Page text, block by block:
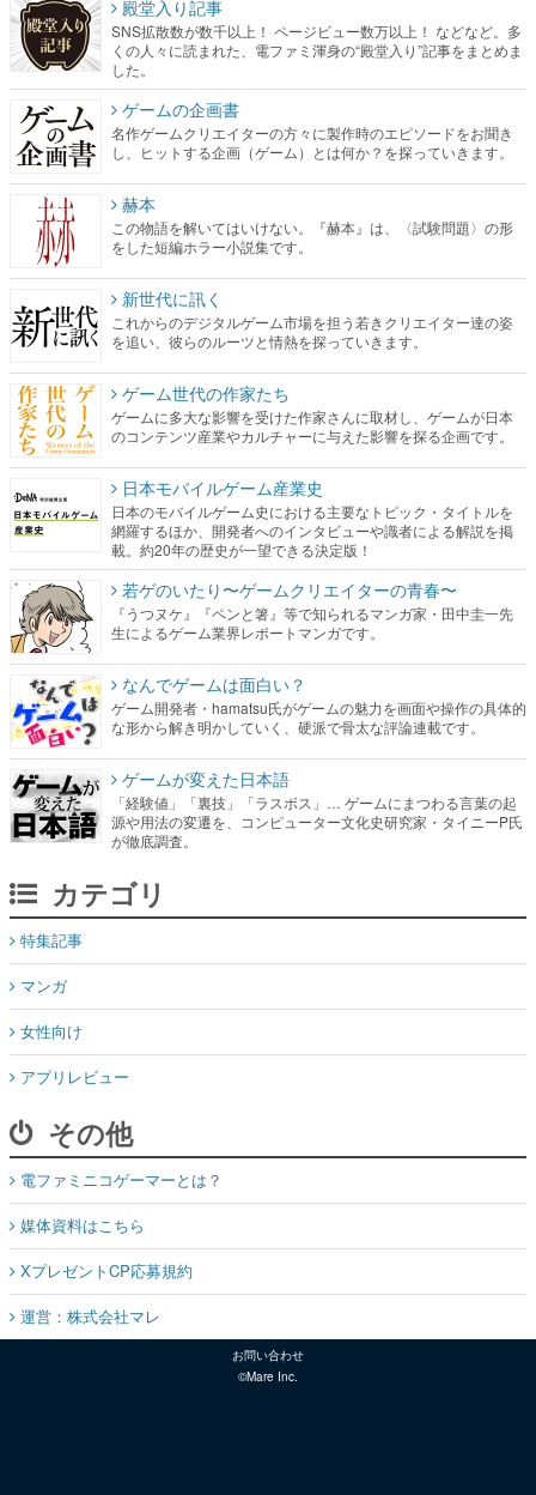
殿堂入り記事
SNS拡散数が数千以上！ ページビュー数万以上！ などなど。多
くの人々に読まれた、電ファミ渾身の“殿堂入り”記事をまとめま
した。
ゲームの企画書
名作ゲームクリエイターの方々に製作時のエピソードをお聞き
し、ヒットする企画（ゲーム）とは何か？を探っていきます。
赫本
この物語を解いてはいけない。『赫本』は、〈試験問題〉の形
をした短編ホラー小説集です。
新世代に訊く
これからのデジタルゲーム市場を担う若きクリエイター達の姿
を追い、彼らのルーツと情熱を探っていきます。
ゲーム世代の作家たち
ゲームに多大な影響を受けた作家さんに取材し、ゲームが日本
のコンテンツ産業やカルチャーに与えた影響を探る企画です。
日本モバイルゲーム産業史
日本のモバイルゲーム史における主要なトピック・タイトルを
網羅するほか、開発者へのインタビューや識者による解説を掲
載。約20年の歴史が一望できる決定版！
若ゲのいたり〜ゲームクリエイターの青春〜
『うつヌケ』『ペンと箸』等で知られるマンガ家・田中圭一先
生によるゲーム業界レポートマンガです。
なんでゲームは面白い？
ゲーム開発者・hamatsu氏がゲームの魅力を画面や操作の具体的
な形から解き明かしていく、硬派で骨太な評論連載です。
ゲームが変えた日本語
「経験値」「裏技」「ラスボス」… ゲームにまつわる言葉の起
源や用法の変遷を、コンピューター文化史研究家・タイニーP氏
が徹底調査。
カテゴリ
特集記事
マンガ
女性向け
アプリレビュー
その他
電ファミニコゲーマーとは？
媒体資料はこちら
XプレゼントCP応募規約
運営：株式会社マレ
お問い合わせ
©Mare Inc.